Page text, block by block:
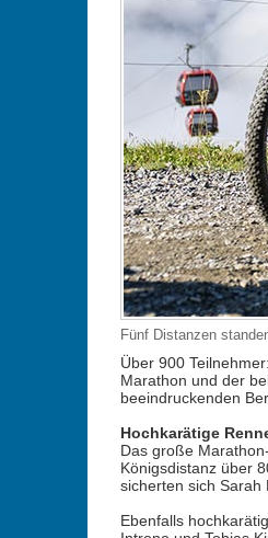
Fünf Distanzen
Über 900
Marathon und der
beeindruckenden
Hochkarätige
Das große
Königsdistanz über
sicherten sich Sarah
Ebenfalls